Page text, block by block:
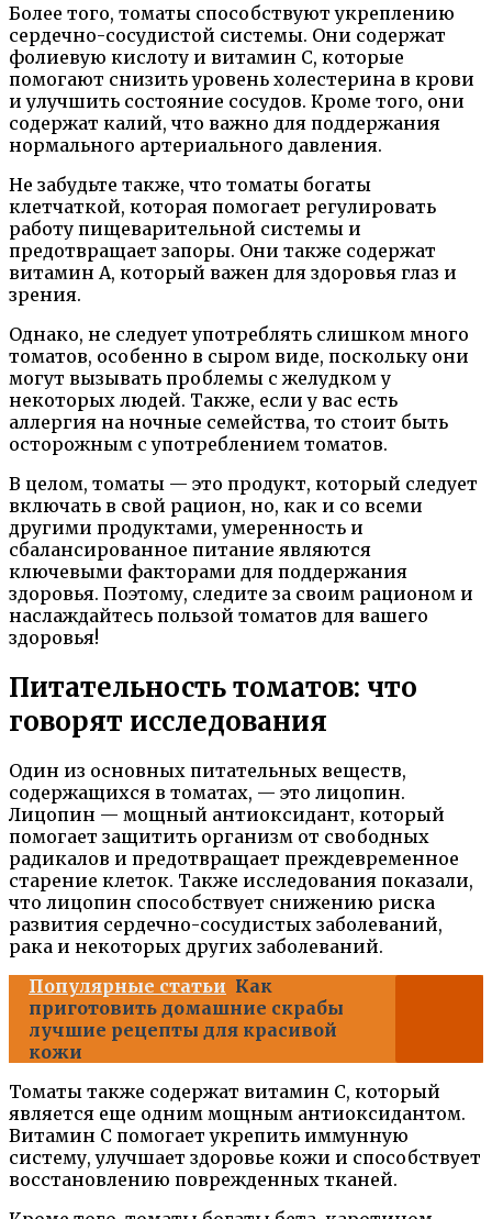
Более того, томаты способствуют укреплению
сердечно-сосудистой системы. Они содержат
фолиевую кислоту и витамин С, которые
помогают снизить уровень холестерина в крови
и улучшить состояние сосудов. Кроме того, они
содержат калий, что важно для поддержания
нормального артериального давления.
Не забудьте также, что томаты богаты
клетчаткой, которая помогает регулировать
работу пищеварительной системы и
предотвращает запоры. Они также содержат
витамин А, который важен для здоровья глаз и
зрения.
Однако, не следует употреблять слишком много
томатов, особенно в сыром виде, поскольку они
могут вызывать проблемы с желудком у
некоторых людей. Также, если у вас есть
аллергия на ночные семейства, то стоит быть
осторожным с употреблением томатов.
В целом, томаты — это продукт, который следует
включать в свой рацион, но, как и со всеми
другими продуктами, умеренность и
сбалансированное питание являются
ключевыми факторами для поддержания
здоровья. Поэтому, следите за своим рационом и
наслаждайтесь пользой томатов для вашего
здоровья!
Питательность томатов: что
говорят исследования
Один из основных питательных веществ,
содержащихся в томатах, — это лицопин.
Лицопин — мощный антиоксидант, который
помогает защитить организм от свободных
радикалов и предотвращает преждевременное
старение клеток. Также исследования показали,
что лицопин способствует снижению риска
развития сердечно-сосудистых заболеваний,
рака и некоторых других заболеваний.
Популярные статьи Как
приготовить домашние скрабы
лучшие рецепты для красивой
кожи
Томаты также содержат витамин C, который
является еще одним мощным антиоксидантом.
Витамин C помогает укрепить иммунную
систему, улучшает здоровье кожи и способствует
восстановлению поврежденных тканей.